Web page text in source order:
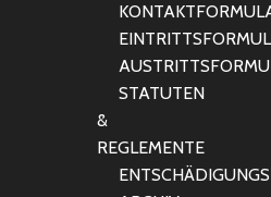
STATUTEN
&
REGLEMENTE